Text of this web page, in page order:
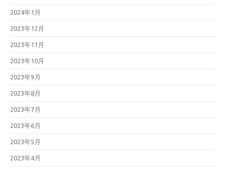
2024年1月
2023年12月
2023年11月
2023年10月
2023年9月
2023年8月
2023年7月
2023年6月
2023年5月
2023年4月